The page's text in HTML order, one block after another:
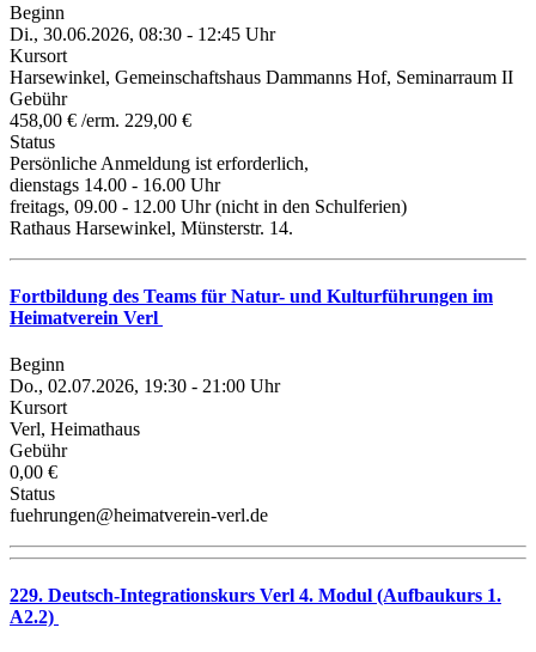
Beginn
Di., 30.06.2026, 08:30 - 12:45 Uhr
Kursort
Harsewinkel, Gemeinschaftshaus Dammanns Hof, Seminarraum II
Gebühr
458,00 € /erm. 229,00 €
Status
Persönliche Anmeldung ist erforderlich,
dienstags 14.00 - 16.00 Uhr
freitags, 09.00 - 12.00 Uhr (nicht in den Schulferien)
Rathaus Harsewinkel, Münsterstr. 14.
Fortbildung des Teams für Natur- und Kulturführungen im
Heimatverein Verl
Beginn
Do., 02.07.2026, 19:30 - 21:00 Uhr
Kursort
Verl, Heimathaus
Gebühr
0,00 €
Status
fuehrungen@heimatverein-verl.de
229. Deutsch-Integrationskurs Verl 4. Modul (Aufbaukurs 1.
A2.2)